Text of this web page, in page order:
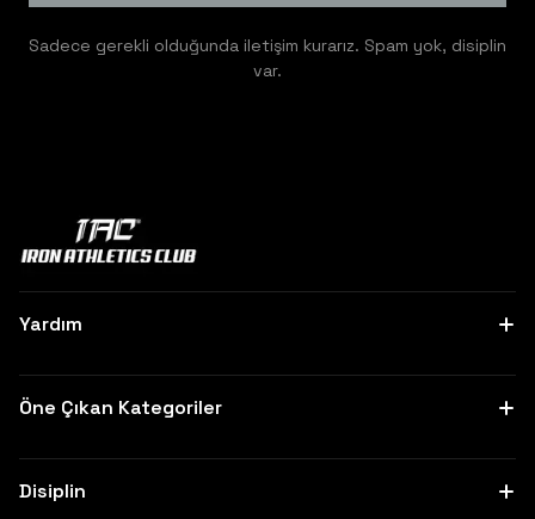
Sadece gerekli olduğunda iletişim kurarız. Spam yok, disiplin
var.
Yardım
Hakkımızda
Bize Ulaşın
Sipariş Takibi
Mesafeli Satış Sözleşmesi
Gizlilik Politikası
Öne Çıkan Kategoriler
Hoodie
Oversize
Disiplin